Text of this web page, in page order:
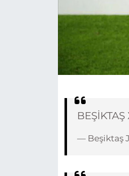
BEŞİKTAŞ
— Beşiktaş